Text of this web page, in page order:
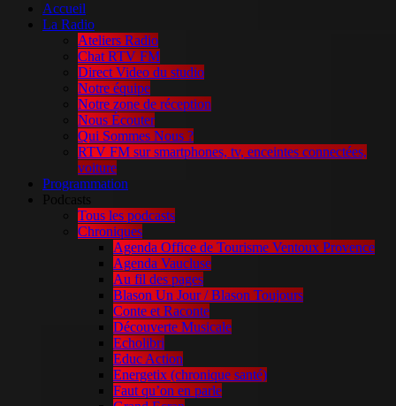
Accueil
La Radio
Ateliers Radio
Chat RTV FM
Direct Video du studio
Notre équipe
Notre zone de réception
Nous Écouter
Qui Sommes Nous ?
RTV FM sur smartphones, tv, enceintes connectées,
voiture
Programmation
Podcasts
Tous les podcasts
Chroniques
Agenda Office de Tourisme Ventoux Provence
Agenda Vaucluse
Au fil des pages
Blason Un Jour / Blason Toujours
Conte et Raconte
Découverte Musicale
Echolibri
Educ Action
Energetix (chronique santé)
Faut qu’on en parle